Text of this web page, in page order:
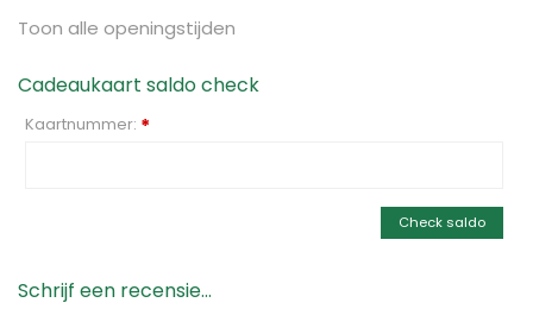
Toon alle openingstijden
Cadeaukaart saldo check
Kaartnummer: *
Check saldo
Schrijf een recensie...